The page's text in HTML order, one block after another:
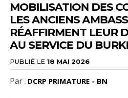
MOBILISATION DES
LES ANCIENS
RÉAFFIRMENT LEUR
AU SERVICE DU
PUBLIÉ LE 18 MAI 2026
Par : DCRP PRIMATURE - BN